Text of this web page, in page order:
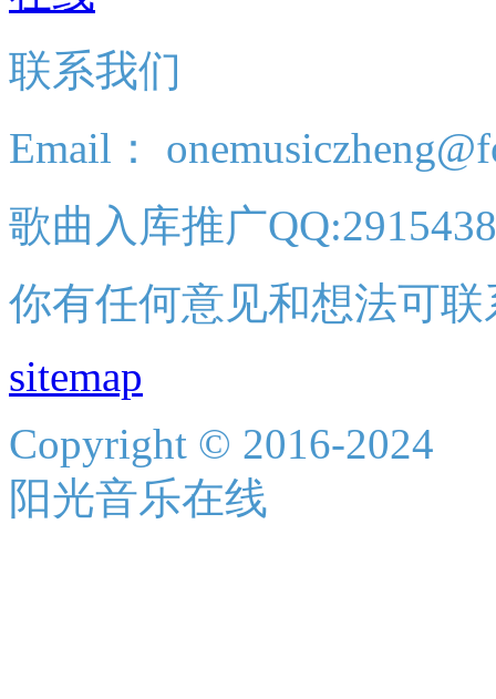
联系我们
Email：
歌曲入库推广
你有任何意见和想法可
sitemap
Copyright © 2016-2024
阳光音乐在线